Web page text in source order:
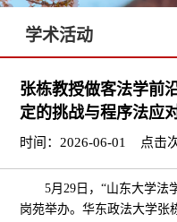
学术活动
张栋教授做客法学前
定的挑战与程序法应
时间：2026-06-01 点击
5月29日，“山东大学法
岗苑举办。华东政法大学张